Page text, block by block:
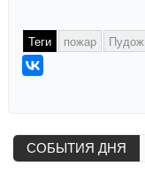
Теги пожар Пудож
СОБЫТИЯ ДНЯ